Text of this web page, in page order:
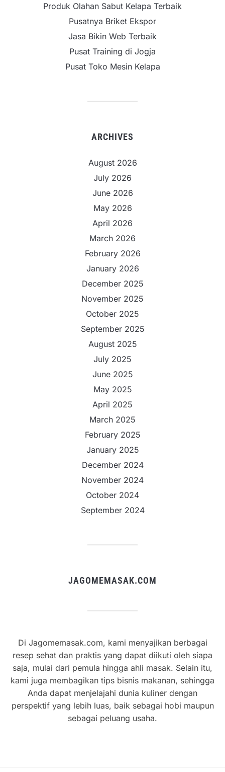
Produk Olahan Sabut Kelapa Terbaik
Pusatnya Briket Ekspor
Jasa Bikin Web Terbaik
Pusat Training di Jogja
Pusat Toko Mesin Kelapa
ARCHIVES
August 2026
July 2026
June 2026
May 2026
April 2026
March 2026
February 2026
January 2026
December 2025
November 2025
October 2025
September 2025
August 2025
July 2025
June 2025
May 2025
April 2025
March 2025
February 2025
January 2025
December 2024
November 2024
October 2024
September 2024
JAGOMEMASAK.COM
Di Jagomemasak.com, kami menyajikan berbagai
resep sehat dan praktis yang dapat diikuti oleh siapa
saja, mulai dari pemula hingga ahli masak. Selain itu,
kami juga membagikan tips bisnis makanan, sehingga
Anda dapat menjelajahi dunia kuliner dengan
perspektif yang lebih luas, baik sebagai hobi maupun
sebagai peluang usaha.